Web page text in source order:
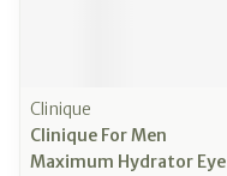
Clinique
Clinique For Men
Maximum Hydrator Eye